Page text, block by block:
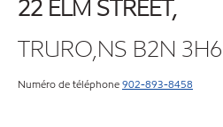
22 ELM STREET,
TRURO,NS B2N 3H6
Numéro de téléphone902-893-8458